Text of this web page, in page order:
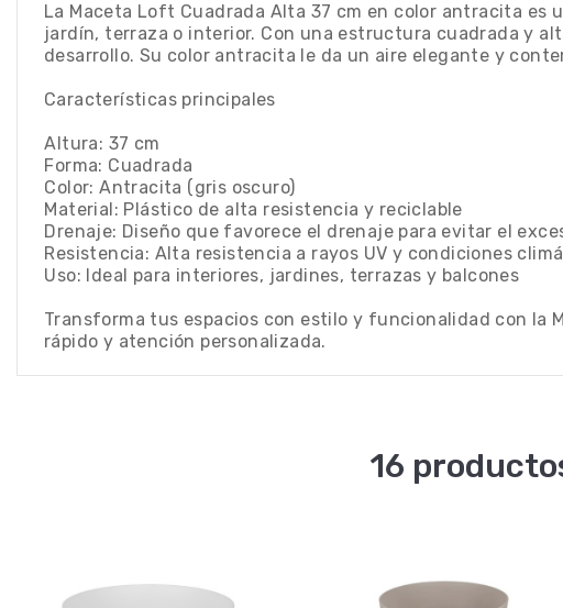
La Maceta Loft Cuadrada Alta 37 cm en color antracita es
jardín, terraza o interior. Con una estructura cuadrada y
desarrollo. Su color antracita le da un aire elegante y
Características principales
Altura: 37 cm
Forma: Cuadrada
Color: Antracita (gris oscuro)
Material: Plástico de alta resistencia y reciclable
Drenaje: Diseño que favorece el drenaje para evitar el
Resistencia: Alta resistencia a rayos UV y condiciones
Uso: Ideal para interiores, jardines, terrazas y balcones
Transforma tus espacios con estilo y funcionalidad con la
rápido y atención personalizada.
16